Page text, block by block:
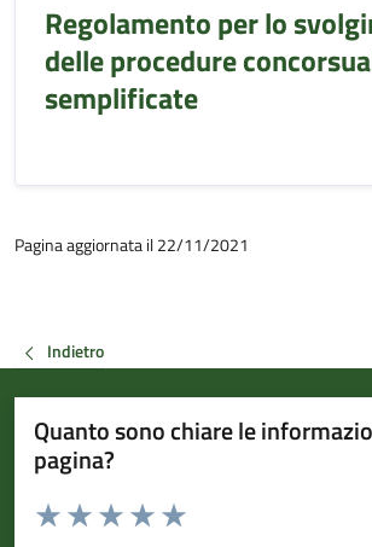
Regolamento per lo
delle procedure
semplificate
Pagina aggiornata il 22/11/2021
Indietro
Quanto sono chiare le
pagina?
Valuta da 1 a 5 stelle la pagina